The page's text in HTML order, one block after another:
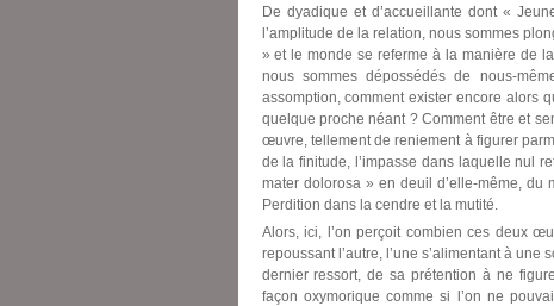
De dyadique et d’accueillante dont «
l’amplitude de la relation, nous sommes
» et le monde se referme à la manière de
nous sommes dépossédés de nous-
assomption, comment exister encore alors
quelque proche néant ? Comment être et
œuvre, tellement de reniement à figurer
de la finitude, l’impasse dans laquelle nul
mater dolorosa » en deuil d’elle-même, du
Perdition dans la cendre et la mutité.
Alors, ici, l’on perçoit combien ces deux
repoussant l’autre, l’une s’alimentant à une
dernier ressort, de sa prétention à ne
façon oxymorique comme si l’on ne